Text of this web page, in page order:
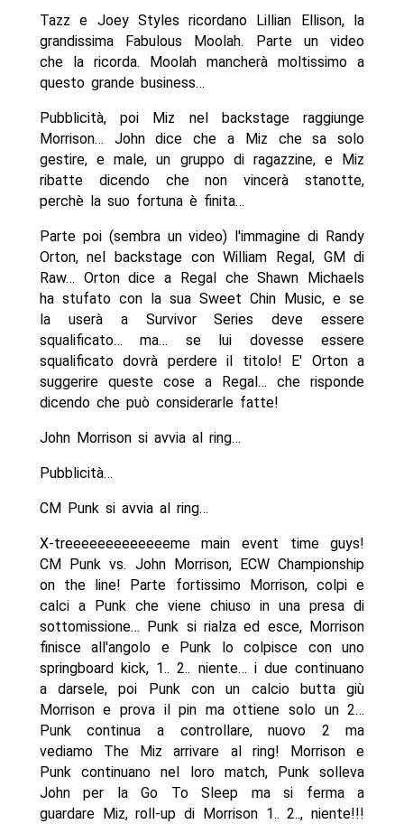
Tazz e Joey Styles ricordano Lillian Ellison, la
grandissima Fabulous Moolah. Parte un video
che la ricorda. Moolah mancherà moltissimo a
questo grande business…
Pubblicità, poi Miz nel backstage raggiunge
Morrison… John dice che a Miz che sa solo
gestire, e male, un gruppo di ragazzine, e Miz
ribatte dicendo che non vincerà stanotte,
perchè la suo fortuna è finita…
Parte poi (sembra un video) l'immagine di Randy
Orton, nel backstage con William Regal, GM di
Raw… Orton dice a Regal che Shawn Michaels
ha stufato con la sua Sweet Chin Music, e se
la userà a Survivor Series deve essere
squalificato… ma… se lui dovesse essere
squalificato dovrà perdere il titolo! E' Orton a
suggerire queste cose a Regal… che risponde
dicendo che può considerarle fatte!
John Morrison si avvia al ring…
Pubblicità…
CM Punk si avvia al ring…
X-treeeeeeeeeeeeeme main event time guys!
CM Punk vs. John Morrison, ECW Championship
on the line! Parte fortissimo Morrison, colpi e
calci a Punk che viene chiuso in una presa di
sottomissione… Punk si rialza ed esce, Morrison
finisce all'angolo e Punk lo colpisce con uno
springboard kick, 1.. 2.. niente… i due continuano
a darsele, poi Punk con un calcio butta giù
Morrison e prova il pin ma ottiene solo un 2…
Punk continua a controllare, nuovo 2 ma
vediamo The Miz arrivare al ring! Morrison e
Punk continuano nel loro match, Punk solleva
John per la Go To Sleep ma si ferma a
guardare Miz, roll-up di Morrison 1.. 2.., niente!!!